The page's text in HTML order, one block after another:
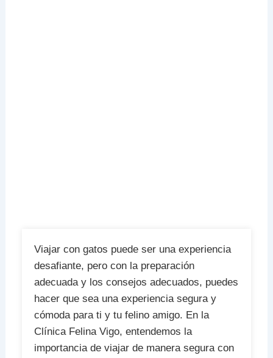
Viajar con gatos puede ser una experiencia
desafiante, pero con la preparación
adecuada y los consejos adecuados, puedes
hacer que sea una experiencia segura y
cómoda para ti y tu felino amigo. En la
Clínica Felina Vigo, entendemos la
importancia de viajar de manera segura con